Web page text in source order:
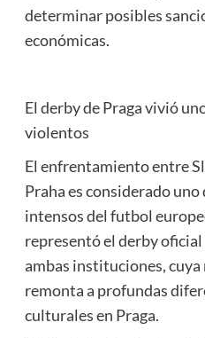
determinar posibles
económicas.
El derby de Praga vivió
violentos
El enfrentamiento entre
Praha es considerado uno
intensos del futbol
representó el derby
ambas instituciones,
remonta a profundas
culturales en Praga.